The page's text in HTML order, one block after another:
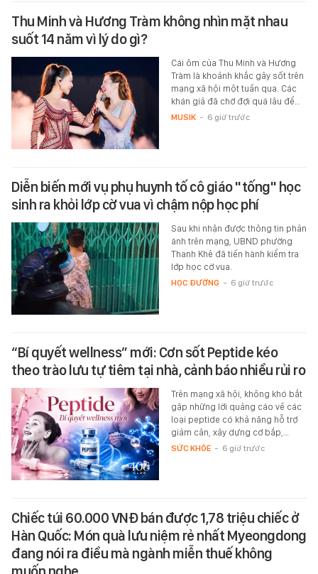
Thu Minh và Hương Tràm không nhìn mặt nhau
suốt 14 năm vì lý do gì?
Cái ôm của Thu Minh và Hương
Tràm là khoảnh khắc gây sốt trên
mạng xã hội một tuần qua. Các
khán giả đã chờ đợi quá lâu để…
MUSIK - 6 giờ trước
Diễn biến mới vụ phụ huynh tố cô giáo "tống" học
sinh ra khỏi lớp cờ vua vì chậm nộp học phí
Sau khi nhận được thông tin phản
ánh trên mạng, UBND phường
Thanh Khê đã tiến hành kiểm tra
lớp học cờ vua.
HỌC ĐƯỜNG - 6 giờ trước
“Bí quyết wellness” mới: Cơn sốt Peptide kéo
theo trào lưu tự tiêm tại nhà, cảnh báo nhiều rủi ro
Trên mạng xã hội, không khó bắt
gặp những lời quảng cáo về các
loại peptide có khả năng hỗ trợ
giảm cân, xây dựng cơ bắp,…
SỨC KHỎE - 6 giờ trước
Chiếc túi 60.000 VNĐ bán được 1,78 triệu chiếc ở
Hàn Quốc: Món quà lưu niệm rẻ nhất Myeongdong
đang nói ra điều mà ngành miễn thuế không